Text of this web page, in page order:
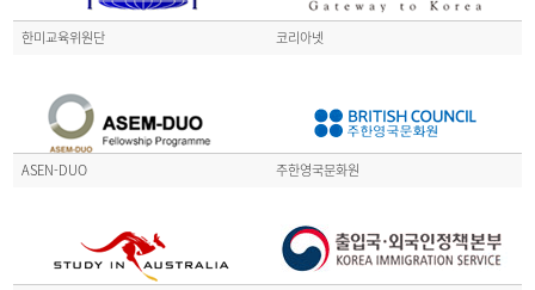
한미교육위원단 코리아넷
ASEN-DUO 주한영국문화원